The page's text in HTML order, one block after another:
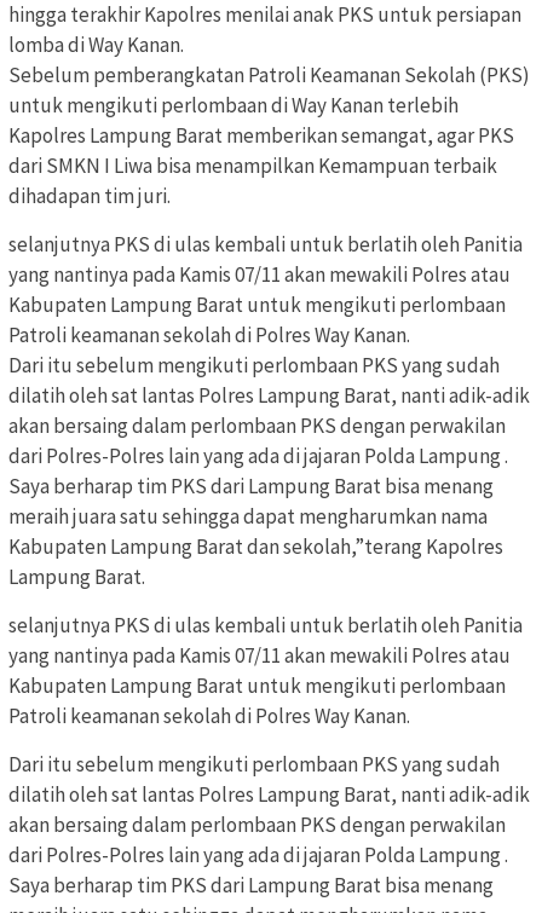
hingga terakhir Kapolres menilai anak PKS untuk persiapan
lomba di Way Kanan.
Sebelum pemberangkatan Patroli Keamanan Sekolah (PKS)
untuk mengikuti perlombaan di Way Kanan terlebih
Kapolres Lampung Barat memberikan semangat, agar PKS
dari SMKN I Liwa bisa menampilkan Kemampuan terbaik
dihadapan tim juri.
selanjutnya PKS di ulas kembali untuk berlatih oleh Panitia
yang nantinya pada Kamis 07/11 akan mewakili Polres atau
Kabupaten Lampung Barat untuk mengikuti perlombaan
Patroli keamanan sekolah di Polres Way Kanan.
Dari itu sebelum mengikuti perlombaan PKS yang sudah
dilatih oleh sat lantas Polres Lampung Barat, nanti adik-adik
akan bersaing dalam perlombaan PKS dengan perwakilan
dari Polres-Polres lain yang ada di jajaran Polda Lampung .
Saya berharap tim PKS dari Lampung Barat bisa menang
meraih juara satu sehingga dapat mengharumkan nama
Kabupaten Lampung Barat dan sekolah,”terang Kapolres
Lampung Barat.
selanjutnya PKS di ulas kembali untuk berlatih oleh Panitia
yang nantinya pada Kamis 07/11 akan mewakili Polres atau
Kabupaten Lampung Barat untuk mengikuti perlombaan
Patroli keamanan sekolah di Polres Way Kanan.
Dari itu sebelum mengikuti perlombaan PKS yang sudah
dilatih oleh sat lantas Polres Lampung Barat, nanti adik-adik
akan bersaing dalam perlombaan PKS dengan perwakilan
dari Polres-Polres lain yang ada di jajaran Polda Lampung .
Saya berharap tim PKS dari Lampung Barat bisa menang